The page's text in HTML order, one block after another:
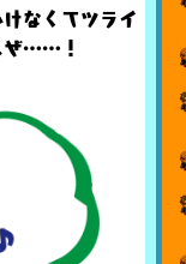
なくてツライ
ぜ……！